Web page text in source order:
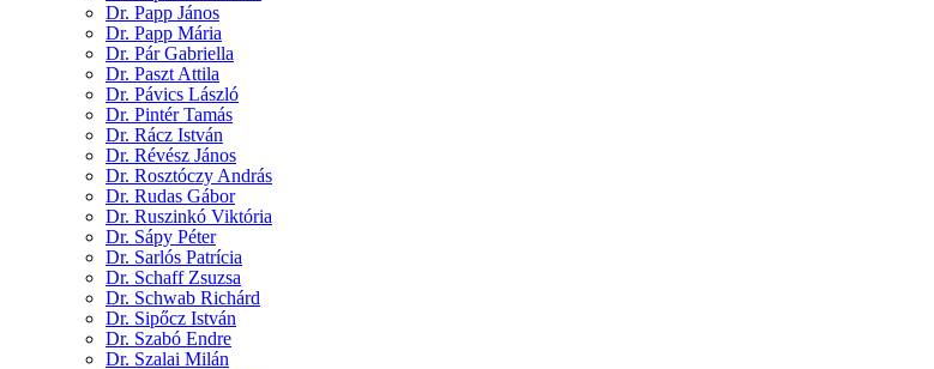
Dr. Papp János
Dr. Papp Mária
Dr. Pár Gabriella
Dr. Paszt Attila
Dr. Pávics László
Dr. Pintér Tamás
Dr. Rácz István
Dr. Révész János
Dr. Rosztóczy András
Dr. Rudas Gábor
Dr. Ruszinkó Viktória
Dr. Sápy Péter
Dr. Sarlós Patrícia
Dr. Schaff Zsuzsa
Dr. Schwab Richárd
Dr. Sipőcz István
Dr. Szabó Endre
Dr. Szalai Milán